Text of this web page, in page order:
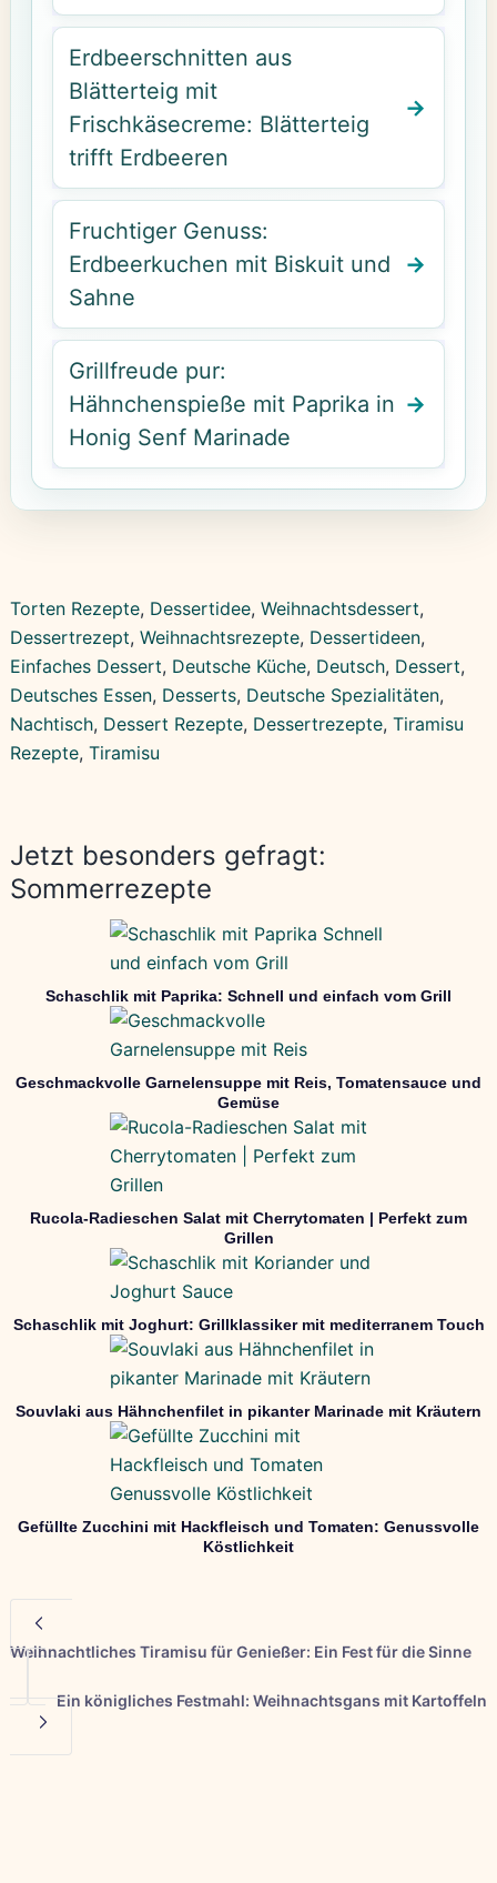
Erdbeerschnitten aus
Blätterteig mit
Frischkäsecreme: Blätterteig
trifft Erdbeeren
Fruchtiger Genuss:
Erdbeerkuchen mit Biskuit und
Sahne
Grillfreude pur:
Hähnchenspieße mit Paprika in
Honig Senf Marinade
Torten Rezepte, Dessertidee, Weihnachtsdessert
Dessertrezept, Weihnachtsrezepte, Dessertideen
Einfaches Dessert, Deutsche Küche, Deutsch, Dessert
Deutsches Essen, Desserts, Deutsche Spezialitäten
Nachtisch, Dessert Rezepte, Dessertrezepte, Tiramisu
Rezepte, Tiramisu
Jetzt besonders gefragt:
Sommerrezepte
Schaschlik mit Paprika: Schnell und einfach vom Grill
Geschmackvolle Garnelensuppe mit Reis, Tomatensauce und
Gemüse
Rucola-Radieschen Salat mit Cherrytomaten | Perfekt zum
Grillen
Schaschlik mit Joghurt: Grillklassiker mit mediterranem Touch
Souvlaki aus Hähnchenfilet in pikanter Marinade mit Kräutern
Gefüllte Zucchini mit Hackfleisch und Tomaten: Genussvolle
Köstlichkeit
Weihnachtliches Tiramisu für Genießer: Ein Fest für die Sinne
Ein königliches Festmahl: Weihnachtsgans mit Kartoffeln